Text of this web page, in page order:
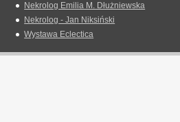
Nekrolog Emilia M. Dłużniewska
Nekrolog - Jan Niksiński
Wystawa Eclectica